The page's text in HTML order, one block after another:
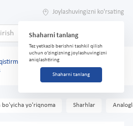
Joylashuvingizni ko'rsating
Shaharni tanlang
Tez yetkazib berishni tashkil qilish
uchun o'zingizning joylashuvingizni
aniqlashtiring
Shaharni tanlang
bandaj mahkamlangan
bo'yicha yo'riqnoma Sharhlar